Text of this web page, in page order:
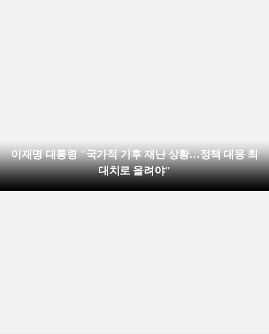
이재명 대통령 "국가적 기후 재난 상황…정책 대응 최
대치로 올려야"